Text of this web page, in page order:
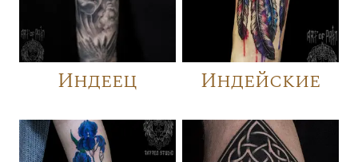
Индеец Индейские